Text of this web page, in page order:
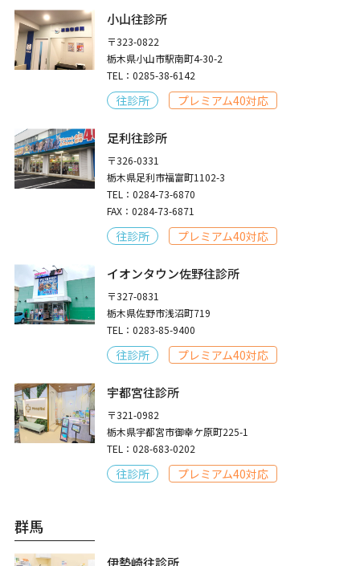
小山往診所
〒323-0822
栃木県小山市駅南町4-30-2
TEL：0285-38-6142
往診所 プレミアム40対応
足利往診所
〒326-0331
栃木県足利市福富町1102-3
TEL：0284-73-6870
FAX：0284-73-6871
往診所 プレミアム40対応
イオンタウン佐野往診所
〒327-0831
栃木県佐野市浅沼町719
TEL：0283-85-9400
往診所 プレミアム40対応
宇都宮往診所
〒321-0982
栃木県宇都宮市御幸ケ原町225-1
TEL：028-683-0202
往診所 プレミアム40対応
群馬
伊勢崎往診所